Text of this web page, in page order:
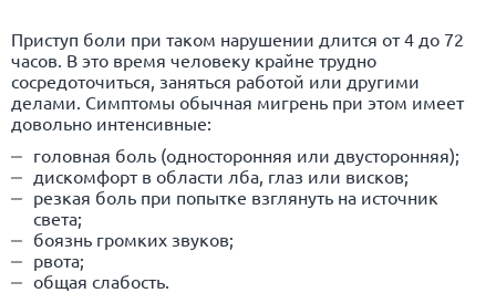
Приступ боли при таком нарушении длится от 4 до 72
часов. В это время человеку крайне трудно
сосредоточиться, заняться работой или другими
делами. Симптомы обычная мигрень при этом имеет
довольно интенсивные:
головная боль (односторонняя или двусторонняя);
дискомфорт в области лба, глаз или висков;
резкая боль при попытке взглянуть на источник
света;
боязнь громких звуков;
рвота;
общая слабость.